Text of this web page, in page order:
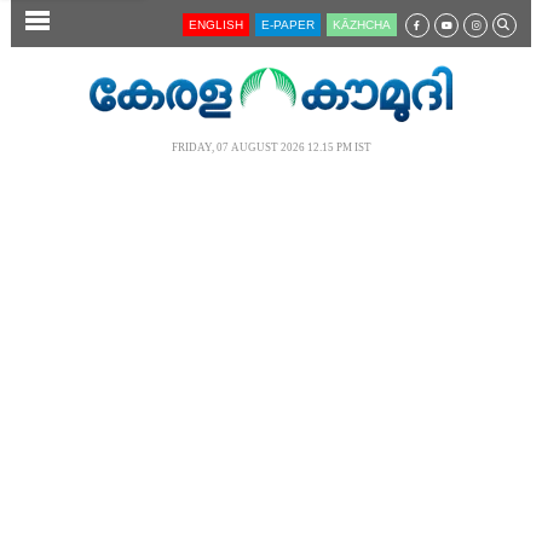
SECTIONS ENGLISH E-PAPER KĀZHCHA
FRIDAY, 07 AUGUST 2026 12.15 PM IST